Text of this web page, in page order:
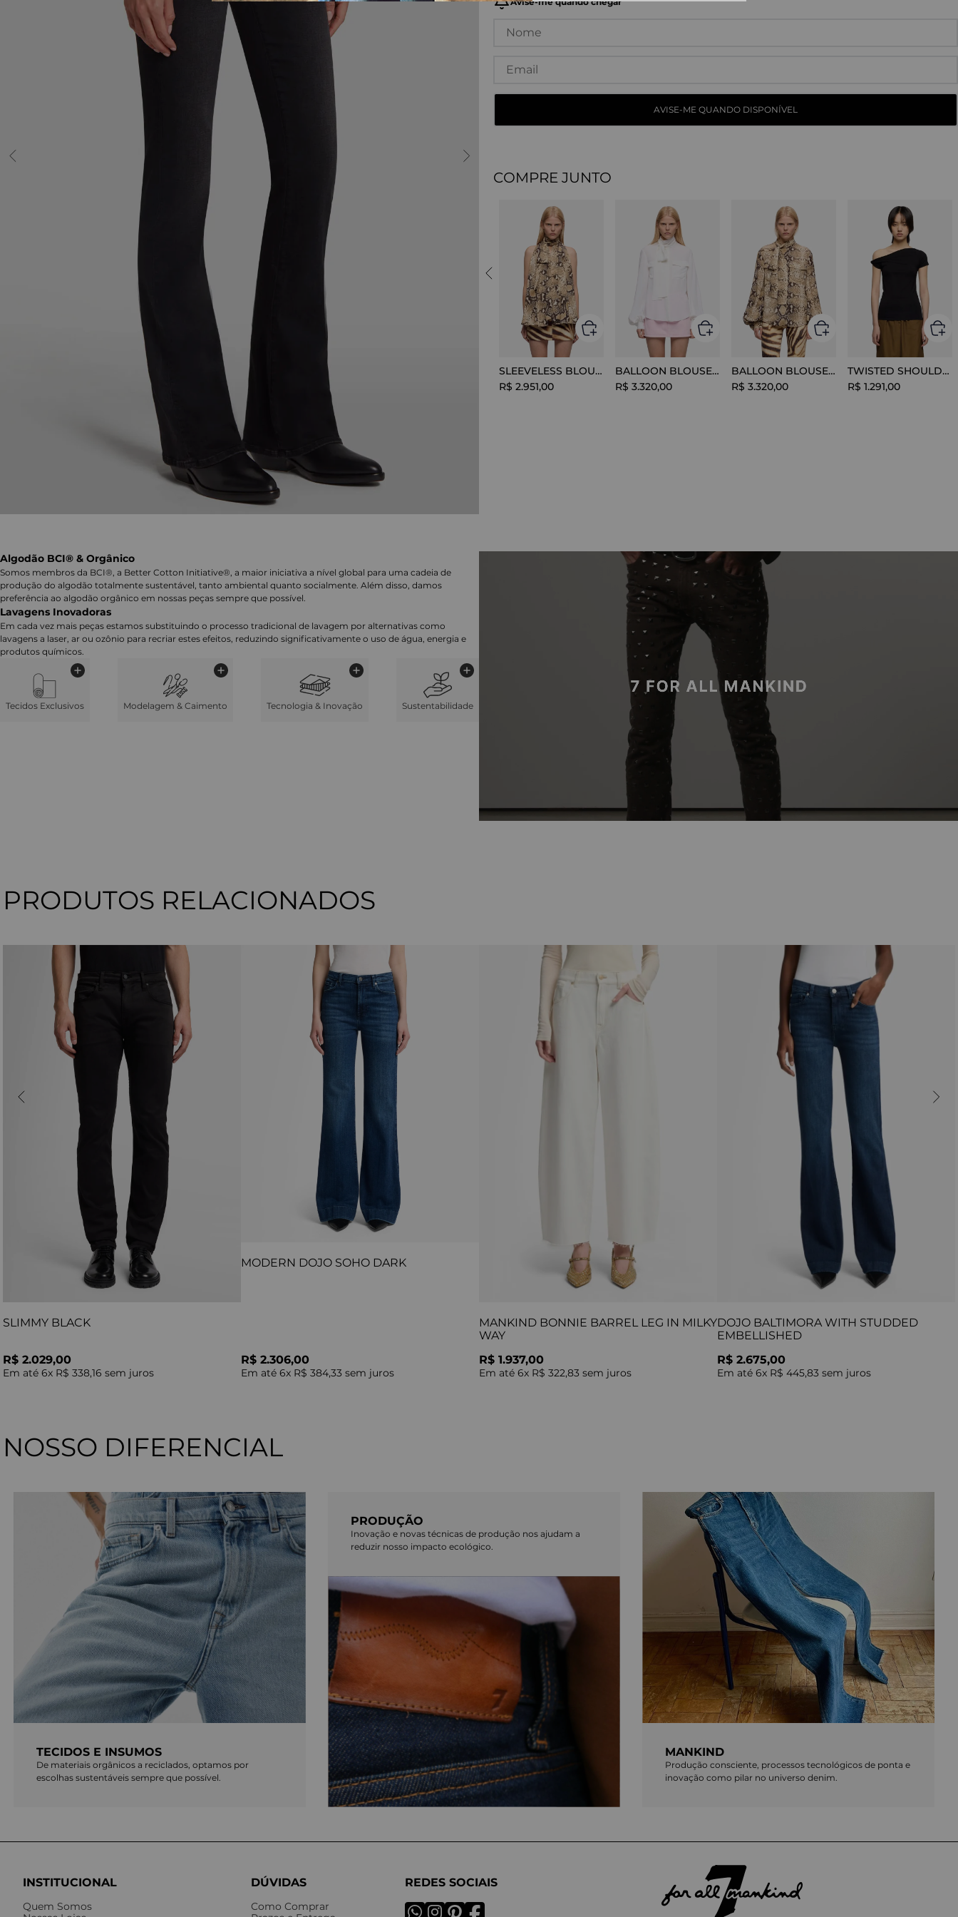
COMPRE JUNTO
SLEEVELESS BLOUSE VISCOSE SNAKE
R$ 2.951,00
BALLOON BLOUSE SILK OPTICAL WHITE
R$ 3.320,00
BALLOON BLOUSE VISCOSE SNAKE
R$ 3.320,00
TWISTED SHOULDER TEE LYOCELL BLACK
R$ 1.291,00
Algodão BCI® & Orgânico
Somos membros da BCI®, a Better Cotton Initiative®, a maior iniciativa a nível global para uma cadeia de
produção do algodão totalmente sustentável, tanto ambiental quanto socialmente. Além disso, damos
preferência ao algodão orgânico em nossas peças sempre que possível.
Lavagens Inovadoras
Em cada vez mais peças estamos substituindo o processo tradicional de lavagem por alternativas como
lavagens a laser, ar ou ozônio para recriar estes efeitos, reduzindo significativamente o uso de água, energia e
produtos químicos.
Tecidos Exclusivos Modelagem & Caimento Tecnologia & Inovação Sustentabilidade
PRODUTOS RELACIONADOS
SLIMMY BLACK
R$ 2.029,00
Em até 6x R$ 338,16 sem juros
MODERN DOJO SOHO DARK
R$ 2.306,00
Em até 6x R$ 384,33 sem juros
MANKIND BONNIE BARREL LEG IN MILKY
WAY
R$ 1.937,00
Em até 6x R$ 322,83 sem juros
DOJO BALTIMORA WITH STUDDED
EMBELLISHED
R$ 2.675,00
Em até 6x R$ 445,83 sem juros
NOSSO DIFERENCIAL
TECIDOS E INSUMOS
De materiais orgânicos a reciclados, optamos por
escolhas sustentáveis sempre que possível.
PRODUÇÃO
Inovação e novas técnicas de produção nos ajudam a
reduzir nosso impacto ecológico.
MANKIND
Produção consciente, processos tecnológicos de ponta e
inovação como pilar no universo denim.
INSTITUCIONAL
Quem Somos
DÚVIDAS
Como Comprar
REDES SOCIAIS